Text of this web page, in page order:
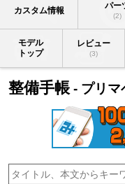
カスタム情報 パー
(2)
モデル
トップ
レビュー
(3)
整備手帳 - プリマ